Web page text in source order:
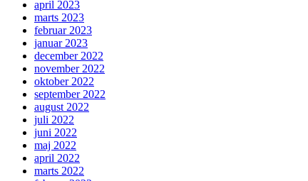
april 2023
marts 2023
februar 2023
januar 2023
december 2022
november 2022
oktober 2022
september 2022
august 2022
juli 2022
juni 2022
maj 2022
april 2022
marts 2022